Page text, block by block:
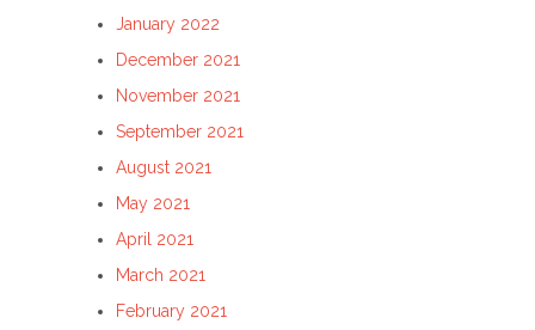
January 2022
December 2021
November 2021
September 2021
August 2021
May 2021
April 2021
March 2021
February 2021